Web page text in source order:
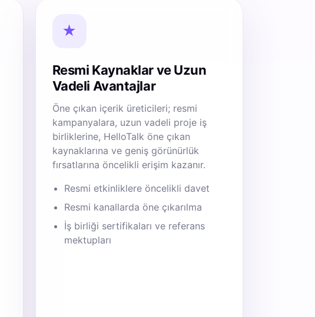
★
Resmi Kaynaklar ve Uzun
Vadeli Avantajlar
Öne çıkan içerik üreticileri; resmi
kampanyalara, uzun vadeli proje iş
birliklerine, HelloTalk öne çıkan
kaynaklarına ve geniş görünürlük
fırsatlarına öncelikli erişim kazanır.
Resmi etkinliklere öncelikli davet
Resmi kanallarda öne çıkarılma
İş birliği sertifikaları ve referans
mektupları